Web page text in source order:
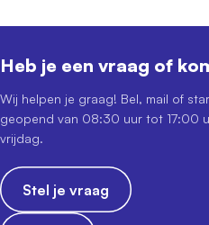
Heb je een vraag of
Wij helpen je graag! Bel, mail of
geopend van 08:30 uur tot 17:00
vrijdag.
Stel je vraag